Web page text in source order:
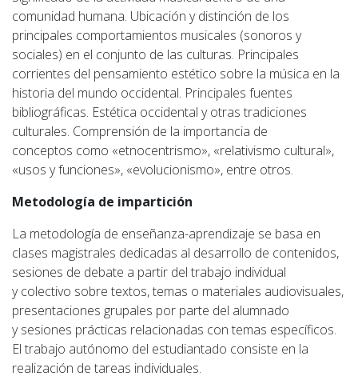
comunidad humana. Ubicación y distinción de los
principales comportamientos musicales (sonoros y
sociales) en el conjunto de las culturas. Principales
corrientes del pensamiento estético sobre la música en la
historia del mundo occidental. Principales fuentes
bibliográficas. Estética occidental y otras tradiciones
culturales. Comprensión de la importancia de
conceptos como «etnocentrismo», «relativismo cultural»,
«usos y funciones», «evolucionismo», entre otros.
Metodología de impartición
La metodología de enseñanza-aprendizaje se basa en
clases magistrales dedicadas al desarrollo de contenidos,
sesiones de debate a partir del trabajo individual
y colectivo sobre textos, temas o materiales audiovisuales,
presentaciones grupales por parte del alumnado
y sesiones prácticas relacionadas con temas específicos.
El trabajo autónomo del estudiantado consiste en la
realización de tareas individuales.